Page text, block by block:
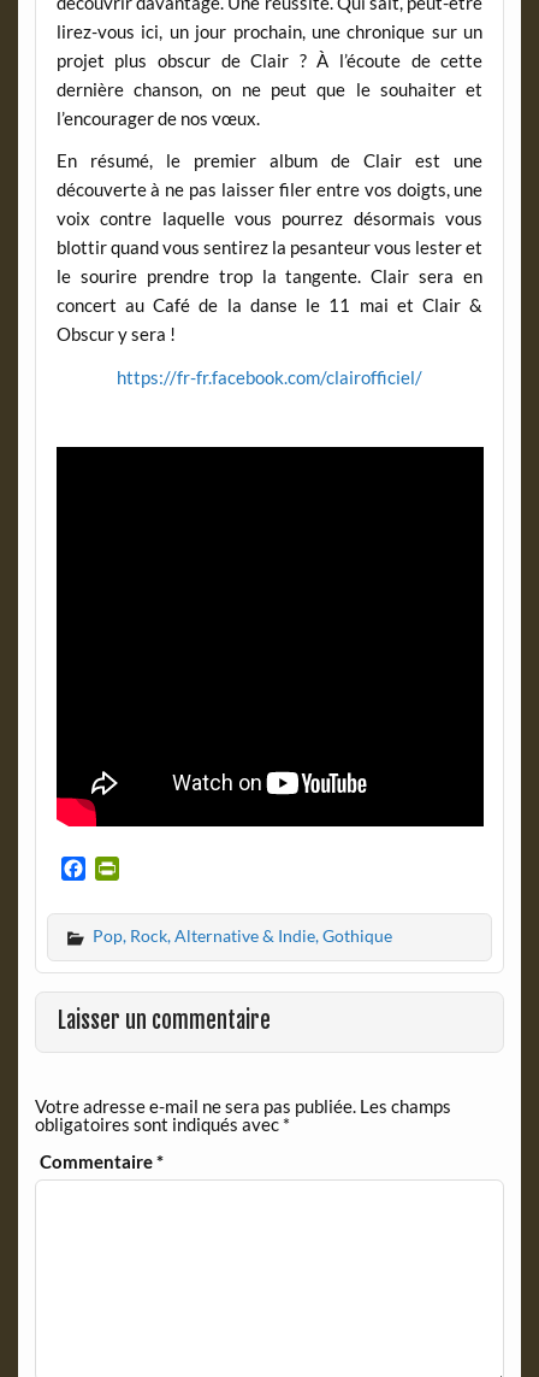
lirez-vous ici, un jour prochain, une chronique sur un
projet plus obscur de Clair ? À l’écoute de cette
dernière chanson, on ne peut que le souhaiter et
l’encourager de nos vœux.
En résumé, le premier album de Clair est une
découverte à ne pas laisser filer entre vos doigts, une
voix contre laquelle vous pourrez désormais vous
blottir quand vous sentirez la pesanteur vous lester et
le sourire prendre trop la tangente. Clair sera en
concert au Café de la danse le 11 mai et Clair &
Obscur y sera !
https://fr-fr.facebook.com/clairofficiel/
c
e
b
o
o
k
i
n
t
F
r
e
d
l
y
Pop, Rock, Alternative & Indie, Gothique
Laisser un commentaire
Votre adresse e-mail ne sera pas publiée. Les champs
obligatoires sont indiqués avec *
Commentaire*